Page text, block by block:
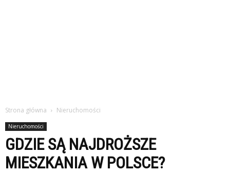
Strona główna Nieruchomości
Nieruchomości
GDZIE SĄ NAJDROŻSZE
MIESZKANIA W POLSCE?